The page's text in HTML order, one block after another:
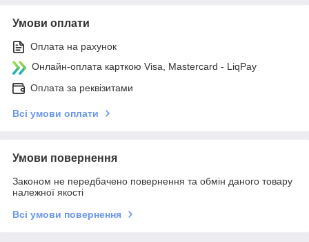
Умови оплати
Оплата на рахунок
Онлайн-оплата карткою Visa, Mastercard - LiqPay
Оплата за реквізитами
Всі умови оплати
Умови повернення
Законом не передбачено повернення та обмін даного товару
належної якості
Всі умови повернення